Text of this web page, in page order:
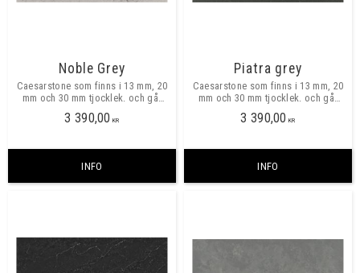
Noble Grey
Caesarstone som finns i 13 mm, 20
mm och 30 mm tjocklek. och går
skarvfritt ca 3040x1420 mm
3 390,00 KR
INFO
Piatra grey
Caesarstone som finns i 13 mm, 20
mm och 30 mm tjocklek. och går
skarvfritt ca 3040x1420 mm
3 390,00 KR
INFO